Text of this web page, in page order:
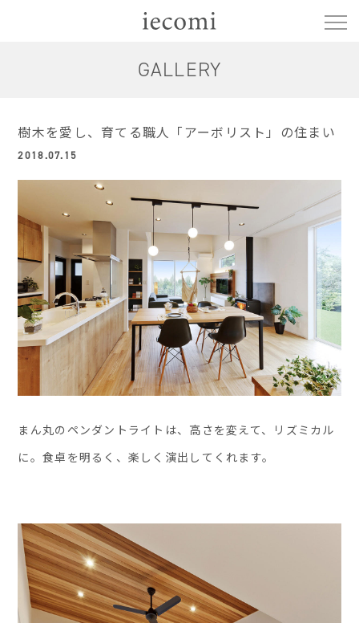
GALLERY
樹木を愛し、育てる職人「アーボリスト」の住まい
2018.07.15
まん丸のペンダントライトは、高さを変えて、リズミカル
に。食卓を明るく、楽しく演出してくれます。